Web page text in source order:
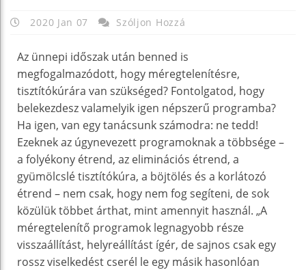
2020 Jan 07 Szóljon Hozzá
Az ünnepi időszak után benned is
megfogalmazódott, hogy méregtelenítésre,
tisztítókúrára van szükséged? Fontolgatod, hogy
belekezdesz valamelyik igen népszerű programba?
Ha igen, van egy tanácsunk számodra: ne tedd!
Ezeknek az úgynevezett programoknak a többsége –
a folyékony étrend, az eliminációs étrend, a
gyümölcslé tisztítókúra, a böjtölés és a korlátozó
étrend – nem csak, hogy nem fog segíteni, de sok
közülük többet árthat, mint amennyit használ. „A
méregtelenítő programok legnagyobb része
visszaállítást, helyreállítást ígér, de sajnos csak egy
rossz viselkedést cserél le egy másik hasonlóan